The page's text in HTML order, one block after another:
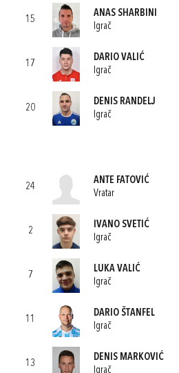
15
ANAS SHARBINI
Igrač
17
DARIO VALIĆ
Igrač
20
DENIS RANDELJ
Igrač
24
ANTE FATOVIĆ
Vratar
2
IVANO SVETIĆ
Igrač
7
LUKA VALIĆ
Igrač
11
DARIO ŠTANFEL
Igrač
13
DENIS MARKOVIĆ
Igrač